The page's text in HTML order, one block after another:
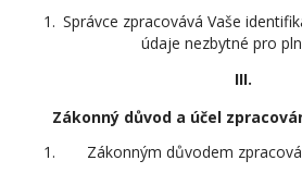
Správce zpracovává Vaše
údaje nezbytné pro
III.
Zákonný důvod a účel
Zákonným důvodem